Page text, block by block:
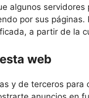
algunos
por sus
a partir de la
web
y de terceros